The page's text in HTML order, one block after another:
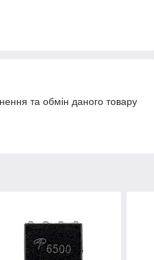
та обмін даного товару